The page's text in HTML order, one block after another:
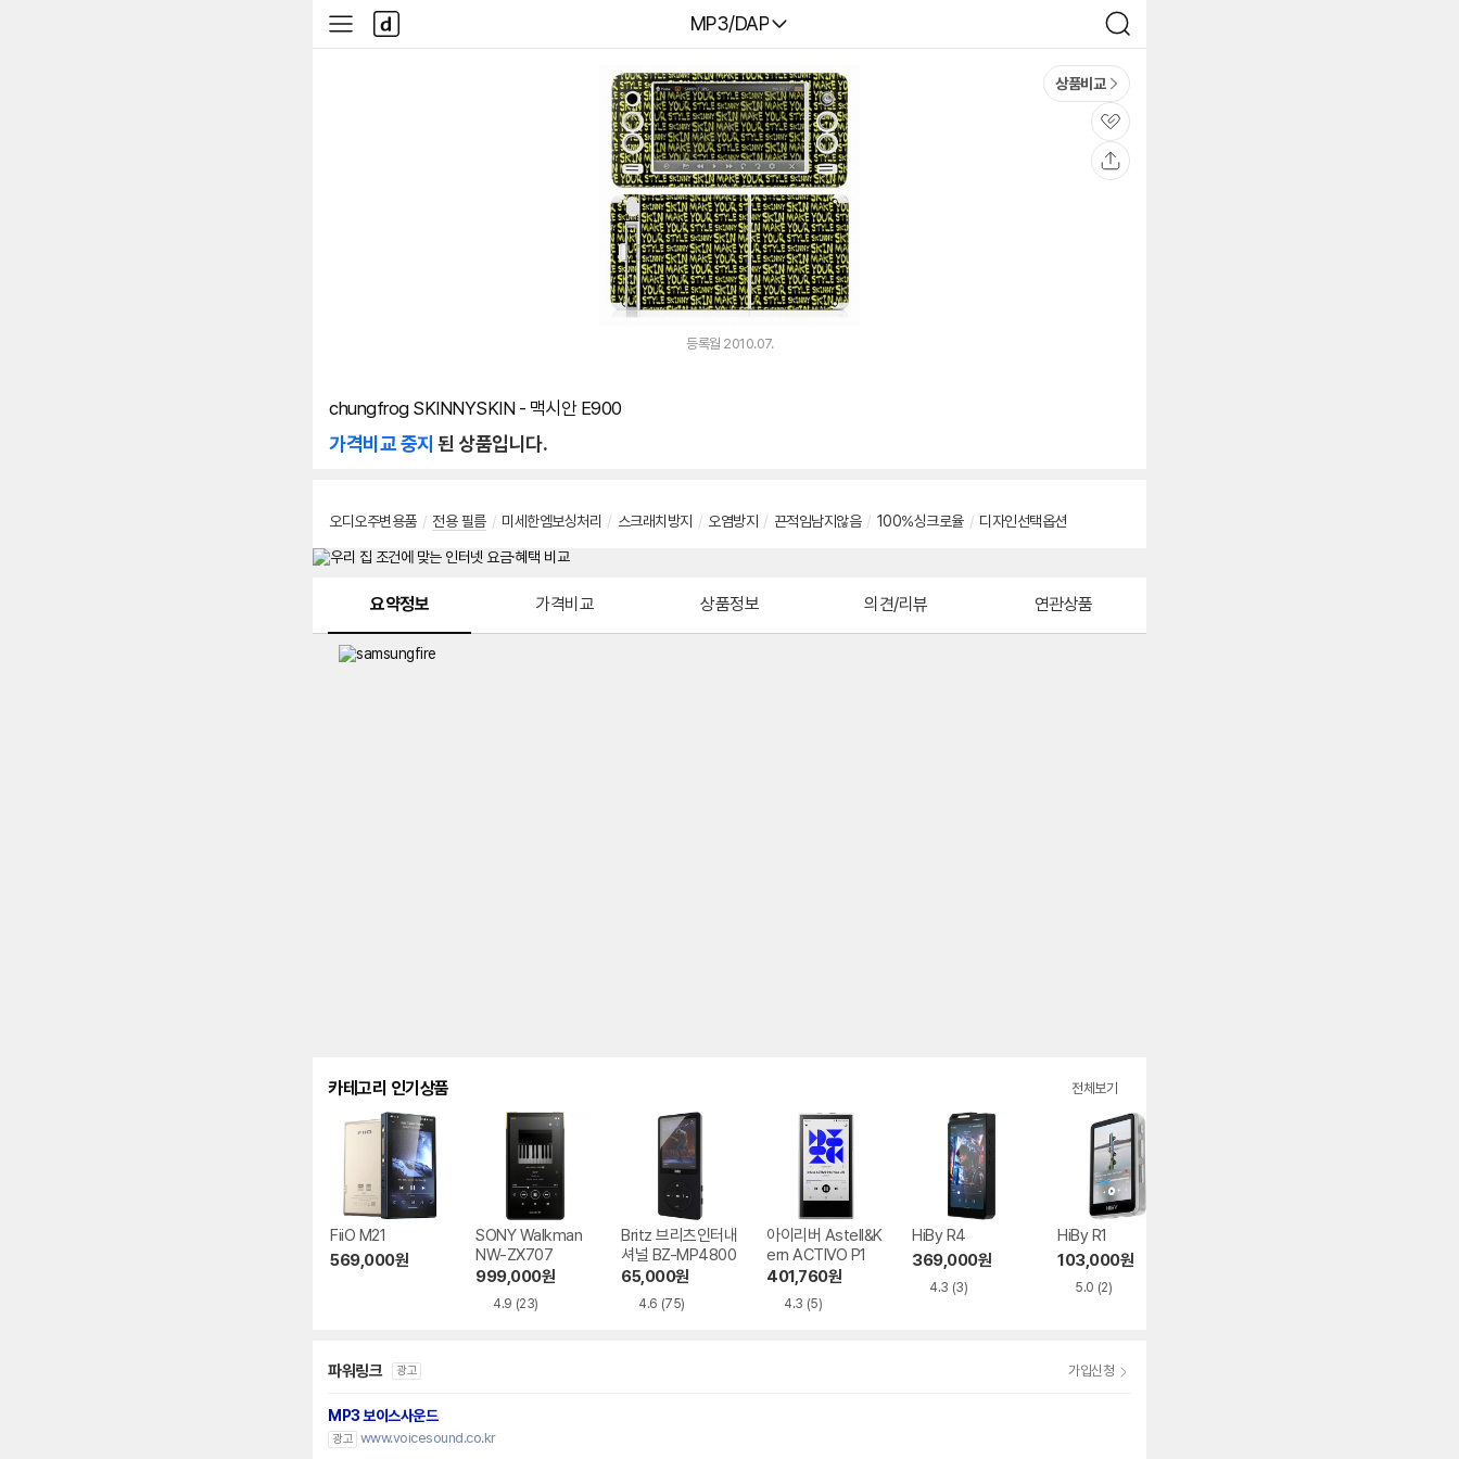
다나와
MP3/DAP
검
색
사
이
다
나
와
상품비교
관
심
등록월 2010.07.
chungfrog SKINNYSKIN - 맥시안 E900
가격비교 중지 된 상품입니다.
오디오주변용품 / 전용 필름 / 미세한엠보싱처리 / 스크래치방지 / 오염방지 / 끈적임남지않음 / 100%싱크로율 / 디자인선택옵션
요약정보 가격비교 상품정보 의견/리뷰 연관상품
카테고리 인기상품 전체보기
FiiO M21
569,000원
SONY Walkman
NW-ZX707
999,000원
4.9 (23)
Britz 브리츠인터내
셔널 BZ-MP4800
65,000원
4.6 (75)
아이리버 Astell&K
ern ACTIVO P1
401,760원
4.3 (5)
HiBy R4
369,000원
4.3 (3)
HiBy R1
103,000원
5.0 (2)
파워링크 광고 가입신청
MP3 보이스사운드
광고 www.voicesound.co.kr